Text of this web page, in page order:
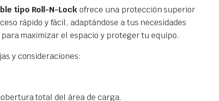
tipo Roll-N-Lockofrece una protección superior
rápido y fácil, adaptándose a tus necesidades
maximizar el espacio y proteger tu equipo.
y consideraciones:
total del área de carga.